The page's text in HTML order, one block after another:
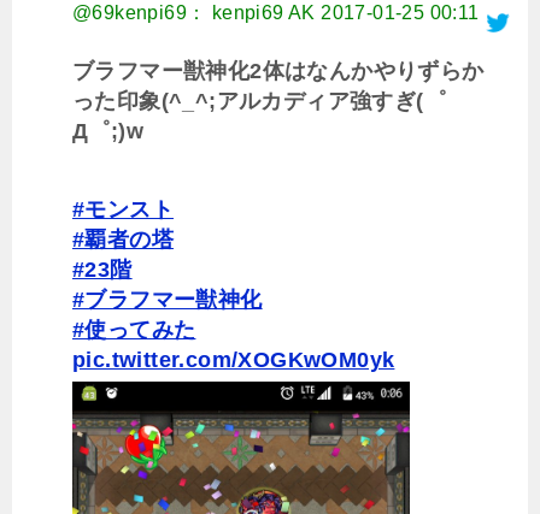
@69kenpi69： kenpi69 AK 2017-01-25 00:11
ブラフマー獣神化2体はなんかやりずらか
った印象(^_^;アルカディア強すぎ(゜
Д゜;)w
#モンスト
#覇者の塔
#23階
#ブラフマー獣神化
#使ってみた
pic.twitter.com/XOGKwOM0yk